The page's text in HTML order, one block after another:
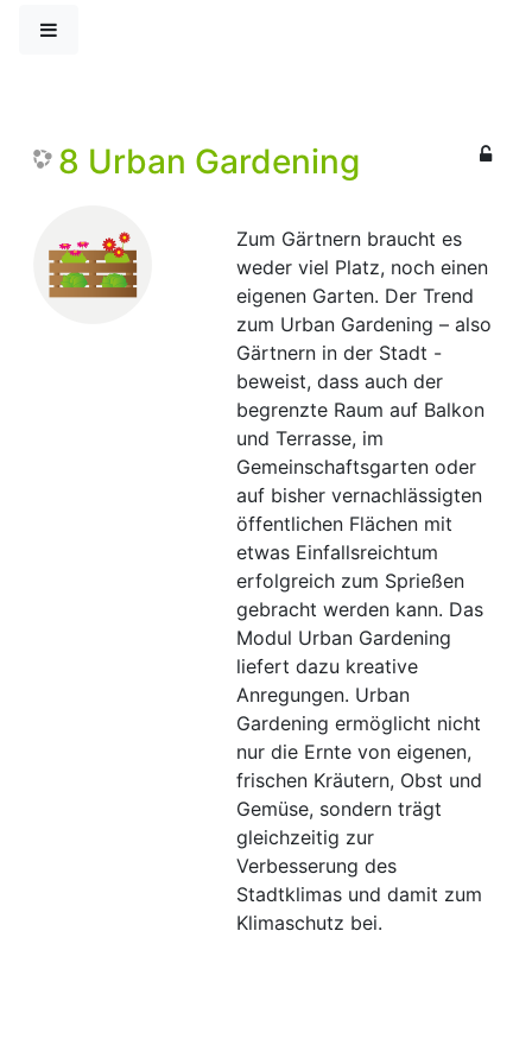
8 Urban Gardening
Zum Gärtnern braucht es
weder viel Platz, noch einen
eigenen Garten. Der Trend
zum Urban Gardening – also
Gärtnern in der Stadt -
beweist, dass auch der
begrenzte Raum auf Balkon
und Terrasse, im
Gemeinschaftsgarten oder
auf bisher vernachlässigten
öffentlichen Flächen mit
etwas Einfallsreichtum
erfolgreich zum Sprießen
gebracht werden kann. Das
Modul Urban Gardening
liefert dazu kreative
Anregungen. Urban
Gardening ermöglicht nicht
nur die Ernte von eigenen,
frischen Kräutern, Obst und
Gemüse, sondern trägt
gleichzeitig zur
Verbesserung des
Stadtklimas und damit zum
Klimaschutz bei.